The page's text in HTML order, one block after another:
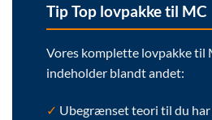
Tip Top lovpakke til MC
Vores komplette lovpakke til
indeholder blandt andet:
✓ Ubegrænset teori til du